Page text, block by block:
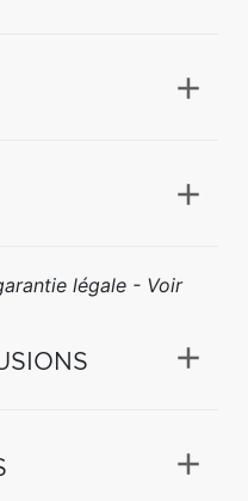
légale - Voir